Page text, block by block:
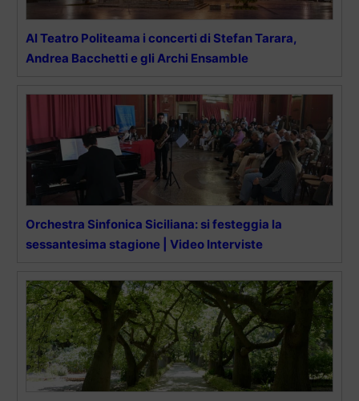
Al Teatro Politeama i concerti di Stefan Tarara,
Andrea Bacchetti e gli Archi Ensamble
Orchestra Sinfonica Siciliana: si festeggia la
sessantesima stagione | Video Interviste